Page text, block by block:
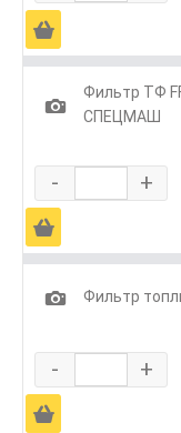
Ä
1
Фильтр ТФ
СПЕЦМАШ
- +
Ä
1
Фильтр
- +
Ä